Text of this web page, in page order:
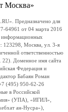
Москва»
Предназначено для
64961 от 04 марта 2016
информационных
123298, Москва, ул. 3-я
ответственностью
Доменное имя сайта
Федерация и
Бабаян Роман
(495) 950-62-26
в Российской
(УПА), «ИГИЛ»,
ан-Нусра»),